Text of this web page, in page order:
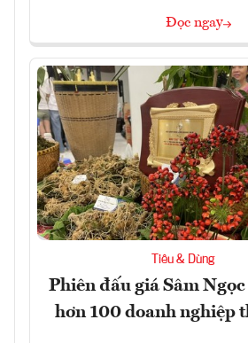
Đọc ngay
Tiêu & Dùng
Phiên đấu giá Sâm
hơn 100 doanh nghiệp